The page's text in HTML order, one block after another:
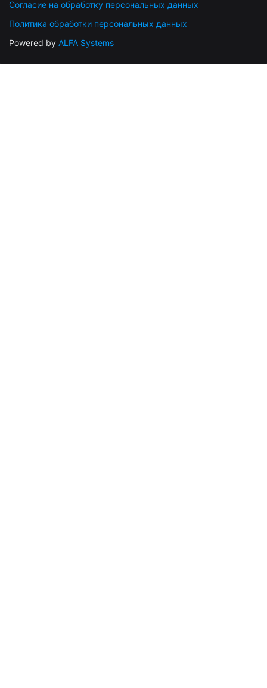
Согласие на обработку персональных данных
Политика обработки персональных данных
Powered by ALFA Systems